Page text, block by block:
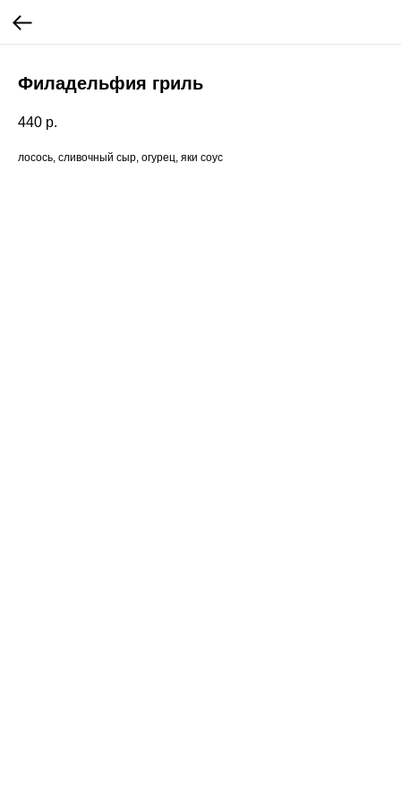
Филадельфия гриль
440 р.
лосось, сливочный сыр, огурец, яки соус